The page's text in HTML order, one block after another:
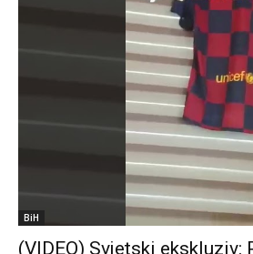
BiH
(VIDEO) Svjetski ekskluziv: